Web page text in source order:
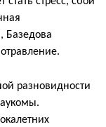
Базедова
разновидности